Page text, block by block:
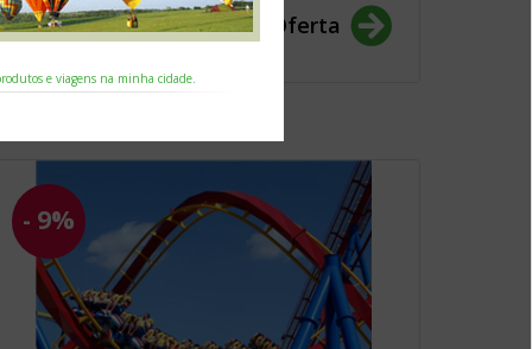
261.00€ 287.00€Ver Oferta
- 9%
e viagens na minha cidade.